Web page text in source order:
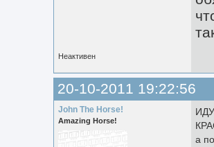
Неактивен
20-10-2011 19:22:56
John The Horse!
Amazing Horse!
а